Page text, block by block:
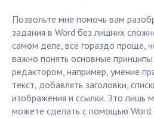
Позвольте мне помочь вам
задания в Word без лишних
самом деле, все гораздо проще,
важно понять основные
редактором, например, умение
текст, добавлять заголовки,
изображения и ссылки. Это лишь
можете сделать с помощью Word.